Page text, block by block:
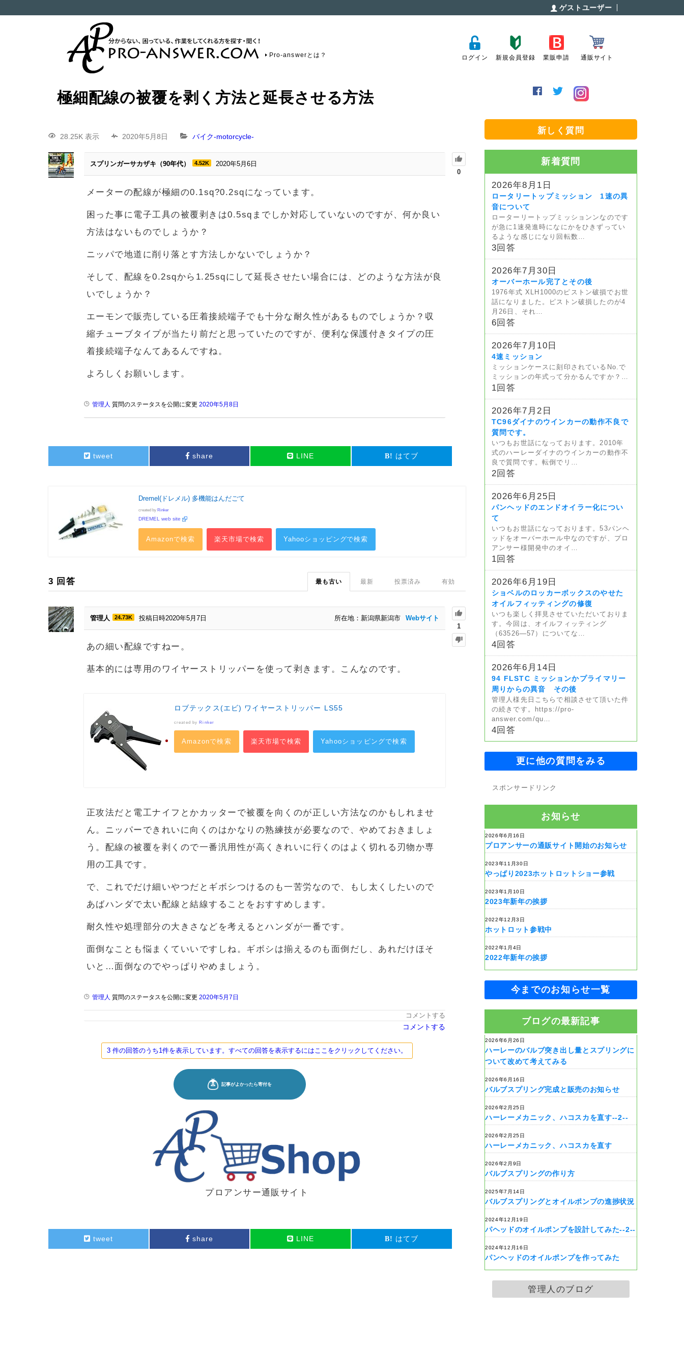
ゲストユーザー
Pro-answerとは？ ログイン 新規会員登録 業販申請 通販サイト
極細配線の被覆を剥く方法と延長させる方法
28.25K 表示 2020年5月8日 バイク-motorcycle-
0
スプリンガーサカザキ（90年代） 4.52K 2020年5月6日
メーターの配線が極細の0.1sq?0.2sqになっています。
困った事に電子工具の被覆剥きは0.5sqまでしか対応していないのですが、何か良い
方法はないものでしょうか？
ニッパで地道に削り落とす方法しかないでしょうか？
そして、配線を0.2sqから1.25sqにして延長させたい場合には、どのような方法が良
いでしょうか？
エーモンで販売している圧着接続端子でも十分な耐久性があるものでしょうか？収
縮チューブタイプが当たり前だと思っていたのですが、便利な保護付きタイプの圧
着接続端子なんてあるんですね。
よろしくお願いします。
管理人 質問のステータスを公開に変更 2020年5月8日
tweet share LINE はてブ
Dremel(ドレメル) 多機能はんだごて
created by Rinker
DREMEL web site
Amazonで検索 楽天市場で検索 Yahooショッピングで検索
3 回答 有効
投票済み
最新
最も古い
1
管理人 24.73K 投稿日時2020年5月7日 Webサイト
所在地：新潟県新潟市
あの細い配線ですねー。
基本的には専用のワイヤーストリッパーを使って剥きます。こんなのです。
ロブテックス(エビ) ワイヤーストリッパー LS55
created by Rinker
Amazonで検索 楽天市場で検索 Yahooショッピングで検索
正攻法だと電工ナイフとかカッターで被覆を向くのが正しい方法なのかもしれませ
ん。ニッパーできれいに向くのはかなりの熟練技が必要なので、やめておきましょ
う。配線の被覆を剥くので一番汎用性が高くきれいに行くのはよく切れる刃物か専
用の工具です。
で、これでだけ細いやつだとギボシつけるのも一苦労なので、もし太くしたいので
あばハンダで太い配線と結線することをおすすめします。
耐久性や処理部分の大きさなどを考えるとハンダが一番です。
面倒なことも悩まくていいですしね。ギボシは揃えるのも面倒だし、あれだけほそ
いと…面倒なのでやっぱりやめましょう。
管理人 質問のステータスを公開に変更 2020年5月7日
コメントする
コメントする
3 件の回答のうち1件を表示しています。すべての回答を表示するにはここをクリックしてください。
プロアンサー通販サイト
tweet share LINE はてブ
新しく質問
新着質問
2026年8月1日
ロータリートップミッション 1速の異
音について
ローターリートップミッションンなのです
が急に1速発進時になにかをひきずってい
るような感じになり回転数…
3回答
2026年7月30日
オーバーホール完了とその後
1976年式 XLH1000のピストン破損でお世
話になりました。ピストン破損したのが4
月26日、それ…
6回答
2026年7月10日
4速ミッション
ミッションケースに刻印されているNo.で
ミッションの年式って分かるんですか？…
1回答
2026年7月2日
TC96ダイナのウインカーの動作不良で
質問です。
いつもお世話になっております。2010年
式のハーレーダイナのウインカーの動作不
良で質問です。転倒でリ…
2回答
2026年6月25日
パンヘッドのエンドオイラー化につい
て
いつもお世話になっております。53パンヘ
ッドをオーバーホール中なのですが、プロ
アンサー様開発中のオイ…
1回答
2026年6月19日
ショベルのロッカーボックスのやせた
オイルフィッティングの修復
いつも楽しく拝見させていただいておりま
す。今回は、オイルフィッティング
（63526—57）についてな…
4回答
2026年6月14日
94 FLSTC ミッションかプライマリー
周りからの異音 その後
管理人様先日こちらで相談させて頂いた件
の続きです。https://pro-
answer.com/qu…
4回答
更に他の質問をみる
スポンサードリンク
お知らせ
2026年6月16日
プロアンサーの通販サイト開始のお知らせ
2023年11月30日
やっぱり2023ホットロットショー参戦
2023年1月10日
2023年新年の挨拶
2022年12月3日
ホットロット参戦中
2022年1月4日
2022年新年の挨拶
今までのお知らせ一覧
ブログの最新記事
2026年6月26日
ハーレーのバルブ突き出し量とスプリングに
ついて改めて考えてみる
2026年6月16日
バルブスプリング完成と販売のお知らせ
2026年2月25日
ハーレーメカニック、ハコスカを直す--2--
2026年2月25日
ハーレーメカニック、ハコスカを直す
2026年2月9日
バルブスプリングの作り方
2025年7月14日
バルブスプリングとオイルポンプの進捗状況
2024年12月19日
パヘッドのオイルポンプを設計してみた--2--
2024年12月16日
パンヘッドのオイルポンプを作ってみた
管理人のブログ